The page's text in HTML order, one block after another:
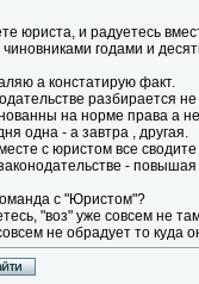
юриста, и радуетесь
годами и
а констатирую факт.
разбирается
на норме права а
одна - а завтра , другая.
с юристом все сводите
-
с "Юристом"?
"воз" уже совсем не
не обрадует то куда